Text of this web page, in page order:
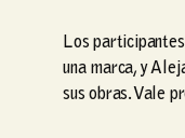
Los
una marca, y
sus obras. Vale